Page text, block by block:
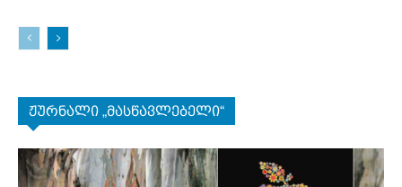
ჟურნალი „მასწავლებელი“